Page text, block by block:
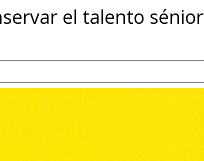
el talento sénior